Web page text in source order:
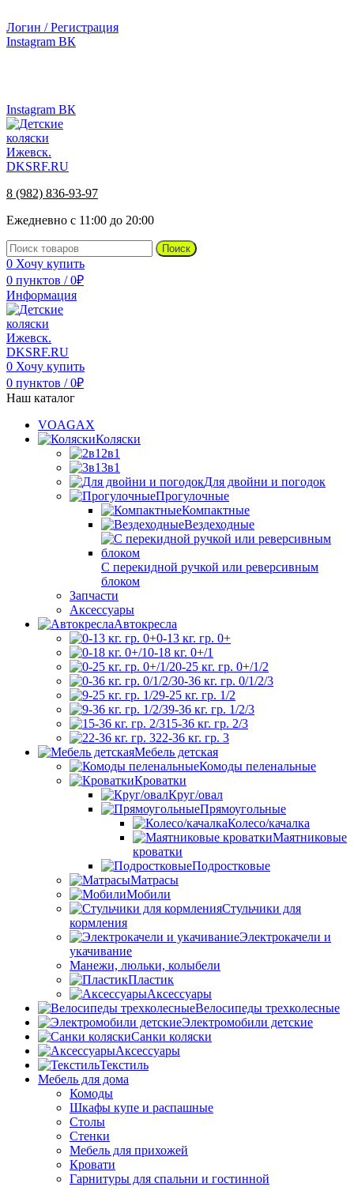
Логин / Регистрация
Instagram ВК
Instagram ВК
8 (982) 836-93-97
Ежедневно с 11:00 до 20:00
Поиск
0 Хочу купить
0 пунктов / 0₽
Информация
0 Хочу купить
0 пунктов / 0₽
Наш каталог
VOAGAX
Коляски
2в1
3в1
Для двойни и погодок
Прогулочные
Компактные
Вездеходные
С перекидной ручкой или реверсивным
блоком
Запчасти
Аксессуары
Автокресла
0-13 кг. гр. 0+
0-18 кг. 0+/1
0-25 кг. гр. 0+/1/2
0-36 кг. гр. 0/1/2/3
9-25 кг. гр. 1/2
9-36 кг. гр. 1/2/3
15-36 кг. гр. 2/3
22-36 кг. гр. 3
Мебель детская
Комоды пеленальные
Кроватки
Круг/овал
Прямоугольные
Колесо/качалка
Маятниковые
кроватки
Подростковые
Матрасы
Мобили
Стульчики для
кормления
Электрокачели и
укачивание
Манежи, люльки, колыбели
Пластик
Аксессуары
Велосипеды трехколесные
Электромобили детские
Санки коляски
Аксессуары
Текстиль
Мебель для дома
Комоды
Шкафы купе и распашные
Столы
Стенки
Мебель для прихожей
Кровати
Гарнитуры для спальни и гостинной